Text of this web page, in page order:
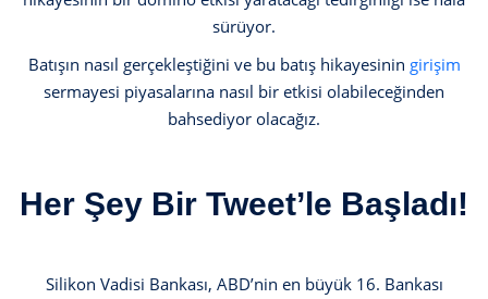
sürüyor.
Batışın nasıl gerçekleştiğini ve bu batış hikayesinin girişim
sermayesi piyasalarına nasıl bir etkisi olabileceğinden
bahsediyor olacağız.
Her Şey Bir Tweet’le Başladı!
Silikon Vadisi Bankası, ABD’nin en büyük 16. Bankası